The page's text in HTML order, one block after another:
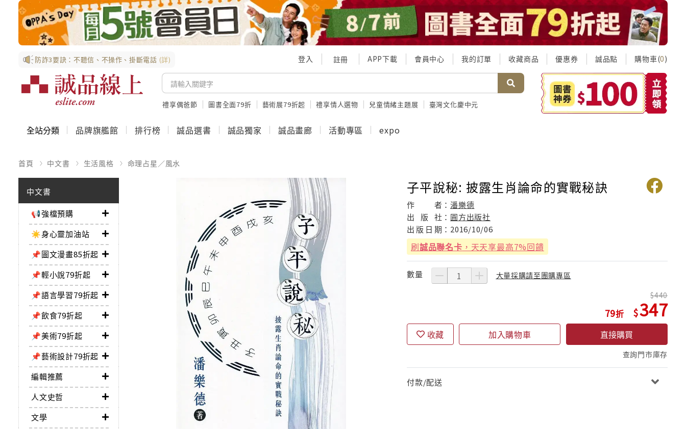
防詐3要訣：不聽信、不操作、掛斷電話 (詳) 登入 註冊 APP下載 會員中心 我的訂單 收藏商品 優惠券 誠品點 購物車(0)
禮享偶爸節 圖書全面79折 藝術展79折起 禮享情人選物 兒童情緒主題展 臺灣文化慶中元
全站分類 品牌旗艦館 排行榜 誠品選書 誠品獨家 誠品畫廊 活動專區 expo
首頁 中文書 生活風格 命理占星／風水
中文書
📢強檔預購
☀️身心靈加油站
📌圖文漫畫85折起
📌輕小說79折起
📌語言學習79折起
📌飲食79折起
📌美術79折起
📌藝術設計79折起
編輯推薦
人文史哲
文學
子平說秘: 披露生肖論命的實戰秘訣
作 者：潘樂德
出
版 社： 圓方出版社
出 版 日 期： 2016/10/06
刷誠品聯名卡 ，天天享最高7%回饋
數量 大量採購請至團購專區
79
440
347
收藏 加入購物車 直接購買
查詢門市庫存
付款/配送